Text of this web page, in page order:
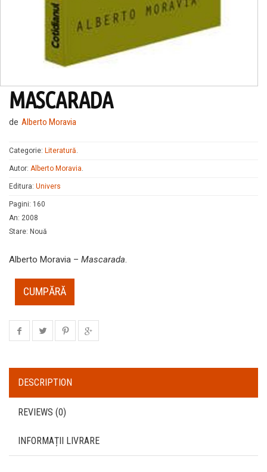
MASCARADA
de Alberto Moravia
Categorie: Literatură
Autor: Alberto Moravia
Editura: Univers
Pagini: 160
An: 2008
Stare: Nouă
Alberto Moravia – Mascarada
CUMPĂRĂ
DESCRIPTION
REVIEWS (0)
INFORMAȚII LIVRARE